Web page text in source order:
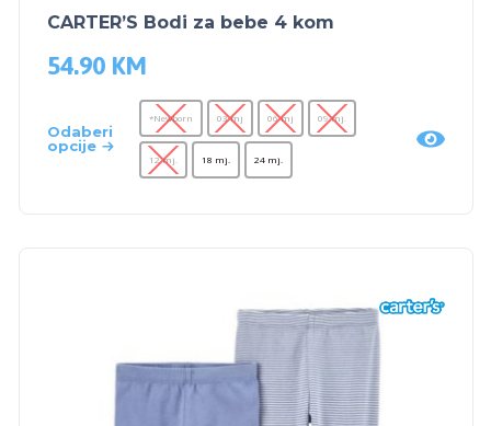
CARTER’S Bodi za bebe 4 kom
54.90 KM
Odaberi
opcije
*Newborn 03 mj 06 mj 09 mj.
12 mj. 18 mj. 24 mj.